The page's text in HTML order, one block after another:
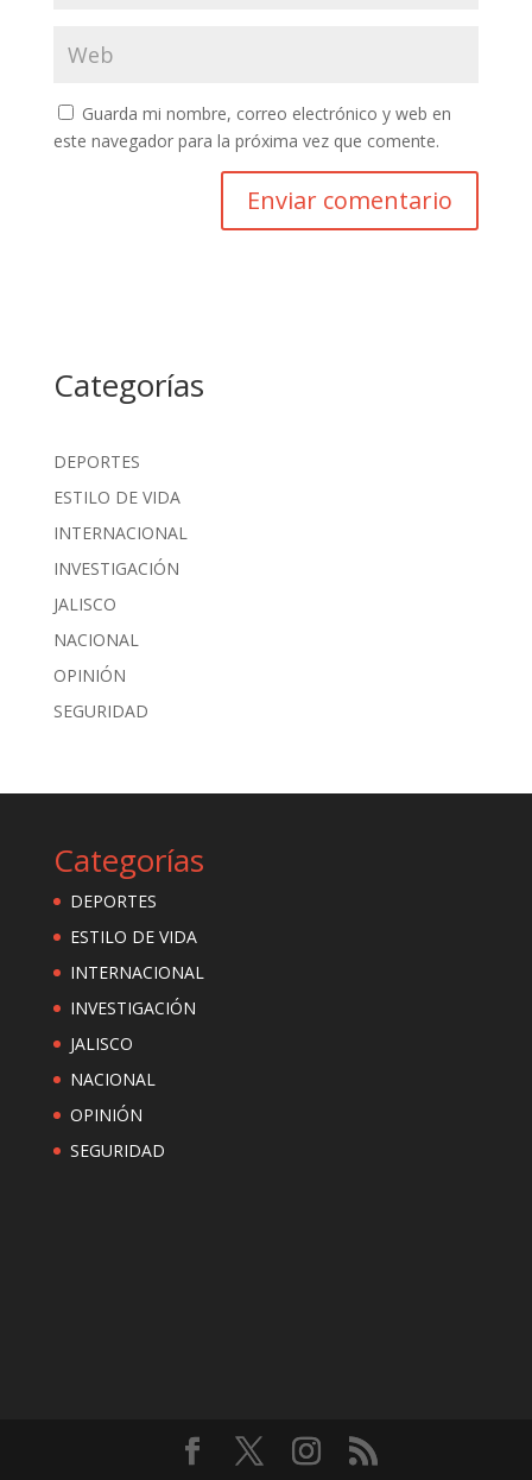
Guarda mi nombre, correo electrónico y web en
este navegador para la próxima vez que comente.
Categorías
DEPORTES
ESTILO DE VIDA
INTERNACIONAL
INVESTIGACIÓN
JALISCO
NACIONAL
OPINIÓN
SEGURIDAD
Categorías
DEPORTES
ESTILO DE VIDA
INTERNACIONAL
INVESTIGACIÓN
JALISCO
NACIONAL
OPINIÓN
SEGURIDAD